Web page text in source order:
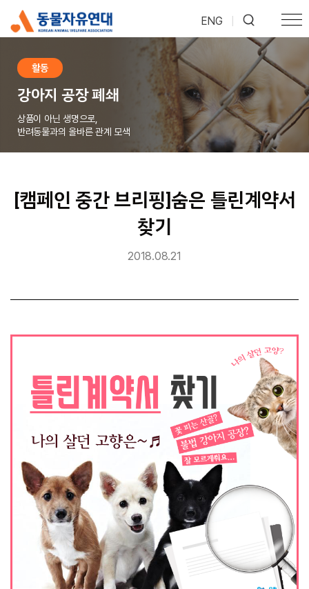
ENG
활동
강아지 공장 폐쇄
상품이 아닌 생명으로,
반려동물과의 올바른 관계 모색
[캠페인 중간 브리핑]숨은 틀린계약서
찾기
2018.08.21